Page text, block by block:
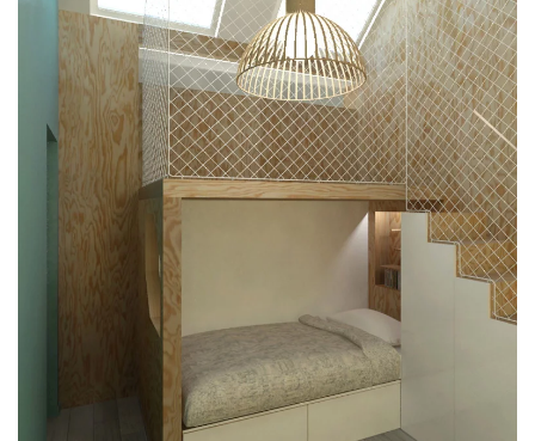
PLUS GRAND